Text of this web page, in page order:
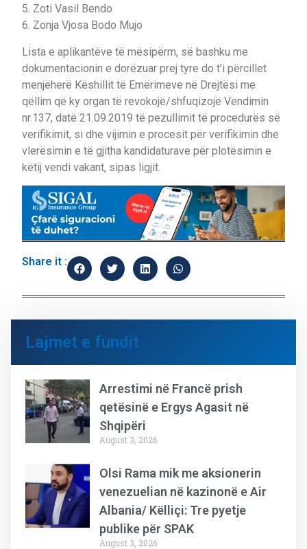
5. Zoti Vasil Bendo
6. Zonja Vjosa Bodo Mujo
Lista e aplikantëve të mësipërm, së bashku me
dokumentacionin e dorëzuar prej tyre do t’i përcillet
menjëherë Këshillit të Emërimeve në Drejtësi me
qëllim që ky organ të revokojë/shfuqizojë Vendimin
nr.137, datë 21.09.2019 të pezullimit të procedurës së
verifikimit, si dhe vijimin e procesit për verifikimin dhe
vlerësimin e të gjitha kandidaturave për plotësimin e
këtij vendi vakant, sipas ligjit.
Share it :
Lajmet e fundit
Arrestimi në Francë prish
qetësinë e Ergys Agasit në
Shqipëri
August 3, 2026
Olsi Rama mik me aksionerin
venezuelian në kazinonë e Air
Albania/ Këlliçi: Tre pyetje
publike për SPAK
August 3, 2026